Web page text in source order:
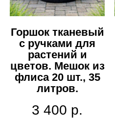
Горшок тканевый
с ручками для
растений и
цветов. Мешок из
флиса 20 шт., 35
литров.
3 400 р.